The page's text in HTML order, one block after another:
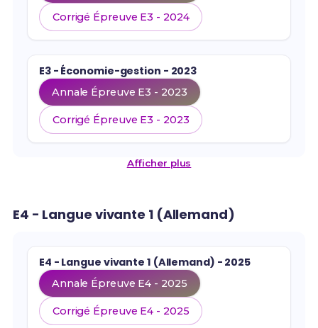
Corrigé Épreuve E3 - 2024
E3 - Économie-gestion - 2023
Annale Épreuve E3 - 2023
Corrigé Épreuve E3 - 2023
Afficher plus
E4 - Langue vivante 1 (Allemand)
E4 - Langue vivante 1 (Allemand) - 2025
Annale Épreuve E4 - 2025
Corrigé Épreuve E4 - 2025